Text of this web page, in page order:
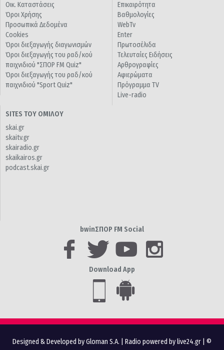
Οικ. Καταστάσεις
Όροι Χρήσης
Προσωπικά Δεδομένα
Cookies
Όροι διεξαγωγής διαγωνισμών
Όροι διεξαγωγής του ραδ/κού
παιχνιδιού "ΣΠΟΡ FM Quiz"
Όροι διεξαγωγής του ραδ/κού
παιχνιδιού "Sport Quiz"
Επικαιρότητα
Βαθμολογίες
WebTv
Enter
Πρωτοσέλιδα
Τελευταίες Ειδήσεις
Αρθρογραφίες
Αφιερώματα
Πρόγραμμα TV
Live-radio
SITES ΤΟΥ ΟΜΙΛΟΥ
skai.gr
skaitv.gr
skairadio.gr
skaikairos.gr
podcast.skai.gr
bwinΣΠΟΡ FM Social
Download App
Designed & Developed by Gloman S.A. Radio powered by live24.gr | ©